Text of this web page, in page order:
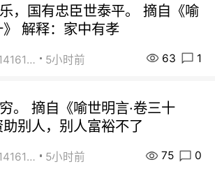
，国有忠臣世泰平。 摘自《喻
》 解释：家中有孝
街友21416156 5小时前 63 1
。 摘自《喻世明言·卷三十
别人，别人富裕不了
街友21416156 5小时前 75 0